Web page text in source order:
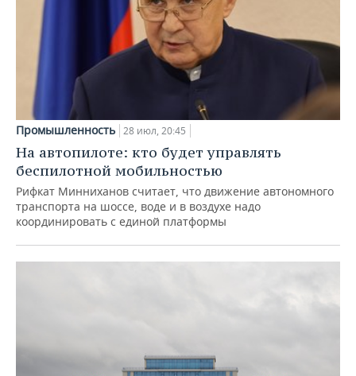
Промышленность 28 июл, 20:45
На автопилоте: кто будет управлять
беспилотной мобильностью
Рифкат Минниханов считает, что движение автономного
транспорта на шоссе, воде и в воздухе надо
координировать с единой платформы